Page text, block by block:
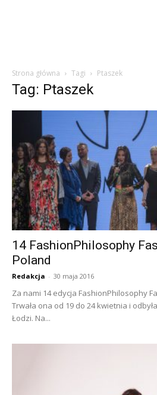
Strona główna Tagi Ptaszek
Tag: Ptaszek
14 FashionPhilosophy
Poland
Redakcja - 30 maja 2016
Za nami 14 edycja FashionPhilosophy
Trwała ona od 19 do 24 kwietnia i
Łodzi. Na...